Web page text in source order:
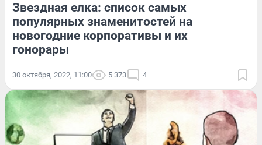
Звездная елка: список самых
популярных знаменитостей на
новогодние корпоративы и их
гонорары
30 октября, 2022, 11:00 5 373 4